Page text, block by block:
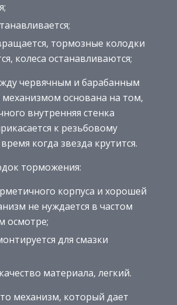
тормозные колодки
колеса останавливаются;
червячным и барабанным
основана на том,
внутренняя стенка
к резьбовому
когда звезда крутится.
торможения:
корпуса и хорошей
не нуждается в частом
осмотре;
для смазки
материала, легкий.
механизм, который дает